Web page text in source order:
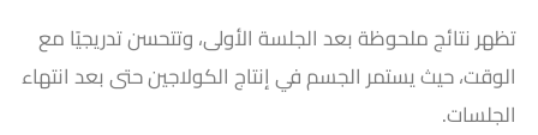
تظهر نتائج ملحوظة بعد الجلسة الأولى، وتتحسن تدريجيًا مع
الوقت، حيث يستمر الجسم في إنتاج الكولاجين حتى بعد انتهاء
الجلسات.